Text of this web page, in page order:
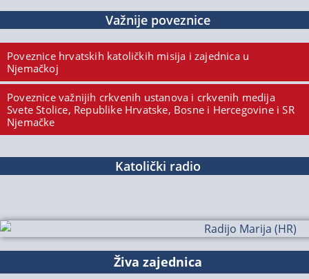
Važnije poveznice
Poveznice hrvatskih katoličkih misija i zajednica u
Njemačkoj
Poveznice važnijih crkvenih ustanova i crkvenih medija
Svete Stolice, Republike Hrvatske, Bosne i Hercegovine i SR
Njemačke
Katolički radio
Živa zajednica